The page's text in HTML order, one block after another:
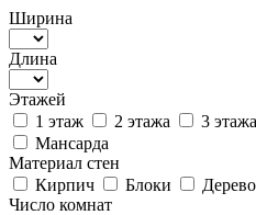
Ширина
Длина
Этажей
1 этаж
2 этажа
3 этажа
Мансарда
Материал стен
Кирпич
Блоки Дерево
Число комнат